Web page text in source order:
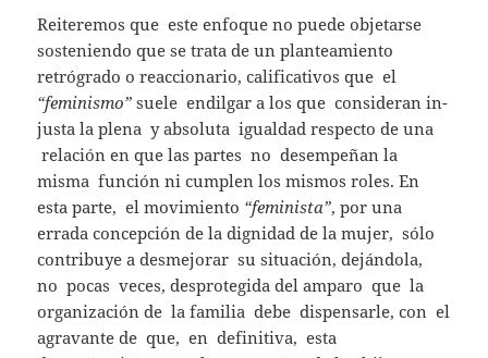
Reiteremos que este enfoque no puede objetarse
sosteniendo que se trata de un planteamiento
retrógrado o reaccionario, calificativos que el
“feminismo”suele endilgar a los que consideran in-
justa la plena y absoluta igualdad respecto de una
relación en que las partes no desempeñan la
misma función ni cumplen los mismos roles. En
esta parte, el movimiento “feminista”, por una
errada concepción de la dignidad de la mujer, sólo
contribuye a desmejorar su situación, dejándola,
no pocas veces, desprotegida del amparo que la
organización de la familia debe dispensarle, con el
agravante de que, en definitiva, esta